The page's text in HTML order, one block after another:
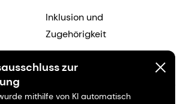
zur
mithilfe von KI automatisch
Inklusion und
Zugehörigkeit